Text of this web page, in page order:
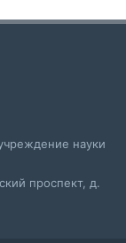
науки
проспект, д.